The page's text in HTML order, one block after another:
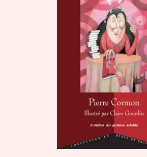
Tales and classics in french
Fable, myth, literature and poetry
Princesses and princes, kings,
Ogres, monsters and witches
Ecology, nature, seasons